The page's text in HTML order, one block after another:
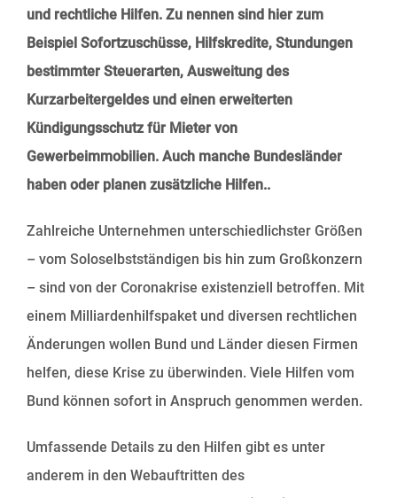
und rechtliche Hilfen. Zu nennen sind hier zum
Beispiel Sofortzuschüsse, Hilfskredite, Stundungen
bestimmter Steuerarten, Ausweitung des
Kurzarbeitergeldes und einen erweiterten
Kündigungsschutz für Mieter von
Gewerbeimmobilien. Auch manche Bundesländer
haben oder planen zusätzliche Hilfen..
Zahlreiche Unternehmen unterschiedlichster Größen
– vom Soloselbstständigen bis hin zum Großkonzern
– sind von der Coronakrise existenziell betroffen. Mit
einem Milliardenhilfspaket und diversen rechtlichen
Änderungen wollen Bund und Länder diesen Firmen
helfen, diese Krise zu überwinden. Viele Hilfen vom
Bund können sofort in Anspruch genommen werden.
Umfassende Details zu den Hilfen gibt es unter
anderem in den Webauftritten des